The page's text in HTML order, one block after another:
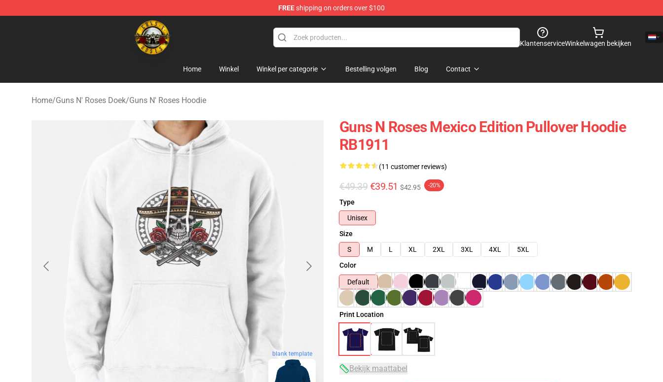
FREEshipping on orders over $100
Guns N' Roses Store - Official Guns N' Roses Merchandise Shop
KlantenserviceWinkelwagen bekijken
Home Winkel Winkel per categorie Bestelling volgen Blog Contact
Home/Guns N' Roses Doek/Guns N' Roses Hoodie
blank template
Guns N Roses Mexico Edition Pullover Hoodie
RB1911
(11 customer reviews)
€49.39 €39.51 $42.95 -20%
Type
Unisex
Size
S
M L XL 2XL 3XL 4XL
5XL
Color
Default
Print Location
Bekijk maattabel